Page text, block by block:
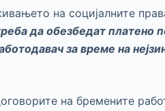
на социјалните
да обезбедат платено
за време на
на бремените